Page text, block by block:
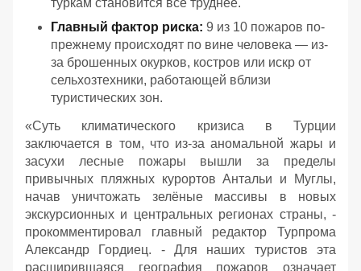
туркам становится всё труднее.
Главный фактор риска: 9 из 10 пожаров по-
прежнему происходят по вине человека — из-
за брошенных окурков, костров или искр от
сельхозтехники, работающей вблизи
туристических зон.
«Суть климатического кризиса в Турции
заключается в том, что из-за аномальной жары и
засухи лесные пожары вышли за пределы
привычных пляжных курортов Антальи и Муглы,
начав уничтожать зелёные массивы в новых
экскурсионных и центральных регионах страны, -
прокомментировал главный редактор Турпрома
Александр Гордиец. - Для наших туристов эта
расширившаяся география пожаров означает